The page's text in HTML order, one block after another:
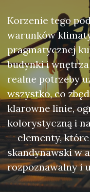
Korzenie tego
warunków
pragmatycznej
budynki i
realne potrzeby
wszystko, co
klarowne linie,
kolorystyczną i
— elementy,
skandynawski w
rozpoznawalny i